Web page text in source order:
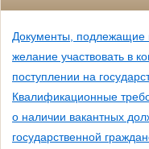
Документы, подлежащие
желание участвовать в
поступлении на
Квалификационные
о наличии вакантных
государственной